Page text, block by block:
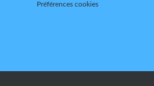
Préférences cookies